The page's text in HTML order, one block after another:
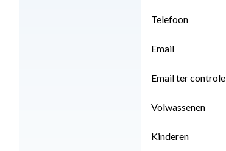
Telefoon
Email
Email ter controle
Volwassenen
Kinderen